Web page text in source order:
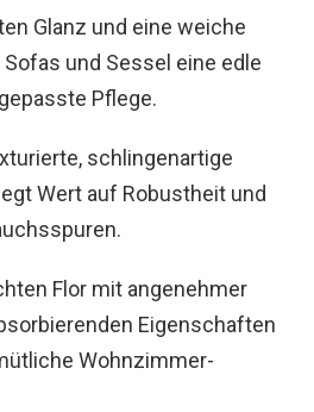
Glanz und eine weiche
und Sessel eine edle
Pflege.
schlingenartige
Wert auf Robustheit und
Flor mit angenehmer
Eigenschaften
Wohnzimmer-